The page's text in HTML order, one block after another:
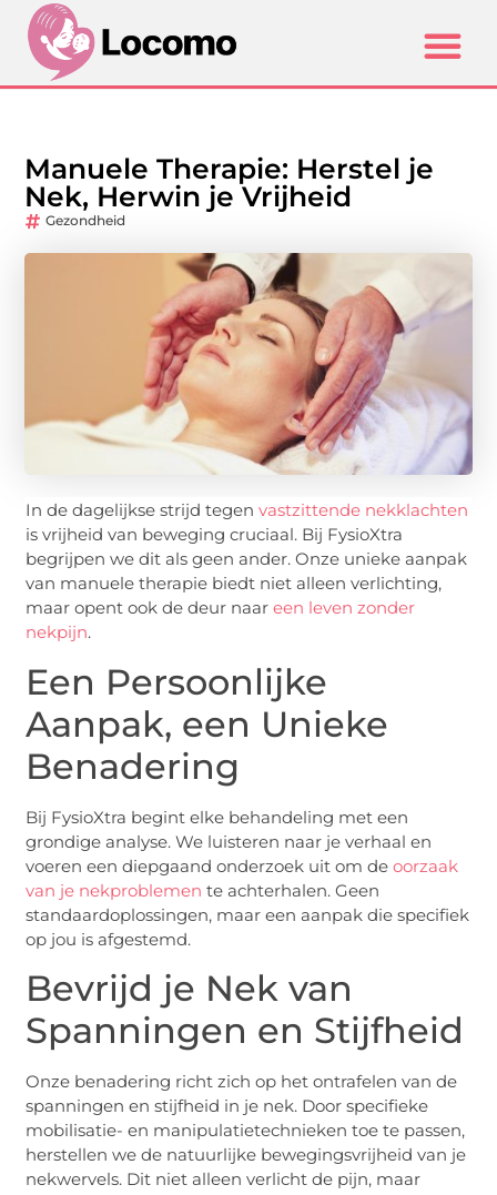
Manuele Therapie: Herstel je
Nek, Herwin je Vrijheid
Gezondheid
In de dagelijkse strijd tegenvastzittende nekklachten
is vrijheid van beweging cruciaal. Bij FysioXtra
begrijpen we dit als geen ander. Onze unieke aanpak
van manuele therapie biedt niet alleen verlichting,
maar opent ook de deur naareen leven zonder
nekpijn.
Een Persoonlijke
Aanpak, een Unieke
Benadering
Bij FysioXtra begint elke behandeling met een
grondige analyse. We luisteren naar je verhaal en
voeren een diepgaand onderzoek uit om deoorzaak
van je nekproblemen te achterhalen. Geen
standaardoplossingen, maar een aanpak die specifiek
op jou is afgestemd.
Bevrijd je Nek van
Spanningen en Stijfheid
Onze benadering richt zich op het ontrafelen van de
spanningen en stijfheid in je nek. Door specifieke
mobilisatie- en manipulatietechnieken toe te passen,
herstellen we de natuurlijke bewegingsvrijheid van je
nekwervels. Dit niet alleen verlicht de pijn, maar